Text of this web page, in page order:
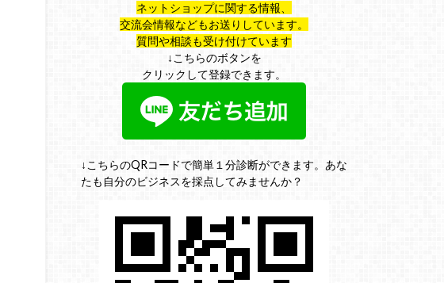
ネットショップに関する情報、
交流会情報などもお送りしています。
質問や相談も受け付けています
↓こちらのボタンを
クリックして登録できます。
↓こちらのQRコードで簡単１分診断ができます。あな
たも自分のビジネスを採点してみませんか？